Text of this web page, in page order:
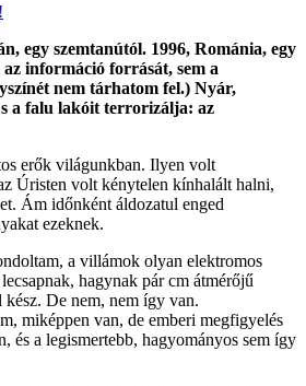
egy szemtanútól. 1996, Románia, egy
információ forrását, sem a
nem tárhatom fel.) Nyár,
a falu lakóit terrorizálja: az
erők világunkban. Ilyen volt
Úristen volt kénytelen kínhalált halni,
Ám időnként áldozatul enged
ezeknek.
a villámok olyan elektromos
hagynak pár cm átmérőjű
kész. De nem, nem így van.
miképpen van, de emberi megfigyelés
és a legismertebb, hagyományos sem így